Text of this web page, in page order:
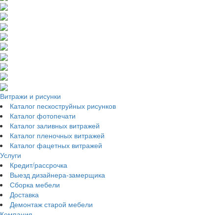
Витражи и рисунки
Каталог пескоструйных рисунков
Каталог фотопечати
Каталог заливных витражей
Каталог пленочных витражей
Каталог фацетных витражей
Услуги
Кредит/рассрочка
Выезд дизайнера-замерщика
Сборка мебели
Доставка
Демонтаж старой мебели